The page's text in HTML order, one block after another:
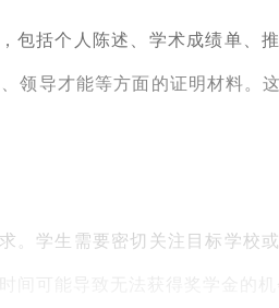
包括个人陈述、学术成绩单、
领导才能等方面的证明材料。
。学生需要密切关注目标学校